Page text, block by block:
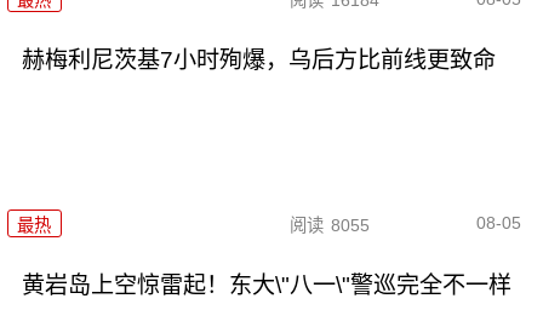
赫梅利尼茨基7小时殉爆，乌后方比前线更致命
最热 阅读 8055 08-05
黄岩岛上空惊雷起！东大\"八一\"警巡完全不一样